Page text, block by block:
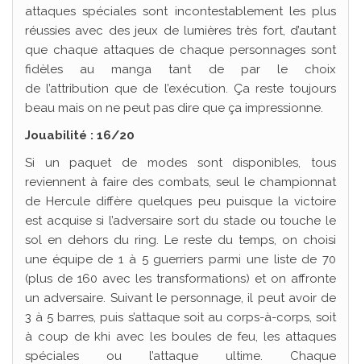
attaques spéciales sont incontestablement les plus
réussies avec des jeux de lumières très fort, d’autant
que chaque attaques de chaque personnages sont
fidèles au manga tant de par le choix
de l’attribution que de l’exécution. Ça reste toujours
beau mais on ne peut pas dire que ça impressionne.
Jouabilité : 16/20
Si un paquet de modes sont disponibles, tous
reviennent à faire des combats, seul le championnat
de Hercule diffère quelques peu puisque la victoire
est acquise si l’adversaire sort du stade ou touche le
sol en dehors du ring. Le reste du temps, on choisi
une équipe de 1 à 5 guerriers parmi une liste de 70
(plus de 160 avec les transformations) et on affronte
un adversaire. Suivant le personnage, il peut avoir de
3 à 5 barres, puis s’attaque soit au corps-à-corps, soit
à coup de khi avec les boules de feu, les attaques
spéciales ou l’attaque ultime. Chaque